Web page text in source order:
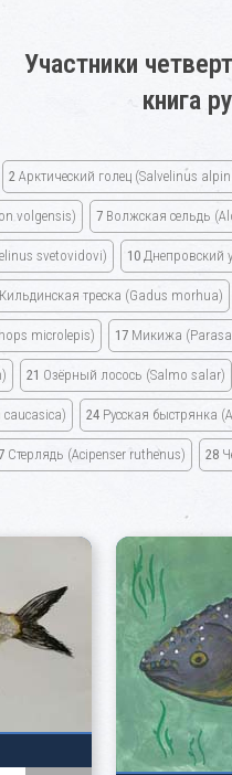
Участники
книга
2 Арктический голец (Salvelinus
volgensis) 7 Волжская сельдь
svetovidovi) 10 Днепровский
Кильдинская треска (Gadus morhua)
microlepis) 17 Микижа
21 Озёрный лосось (Salmo salar)
caucasica) 24 Русская быстрянка
Стерлядь (Acipenser ruthenus) 28